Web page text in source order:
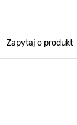
Zapytaj o produkt